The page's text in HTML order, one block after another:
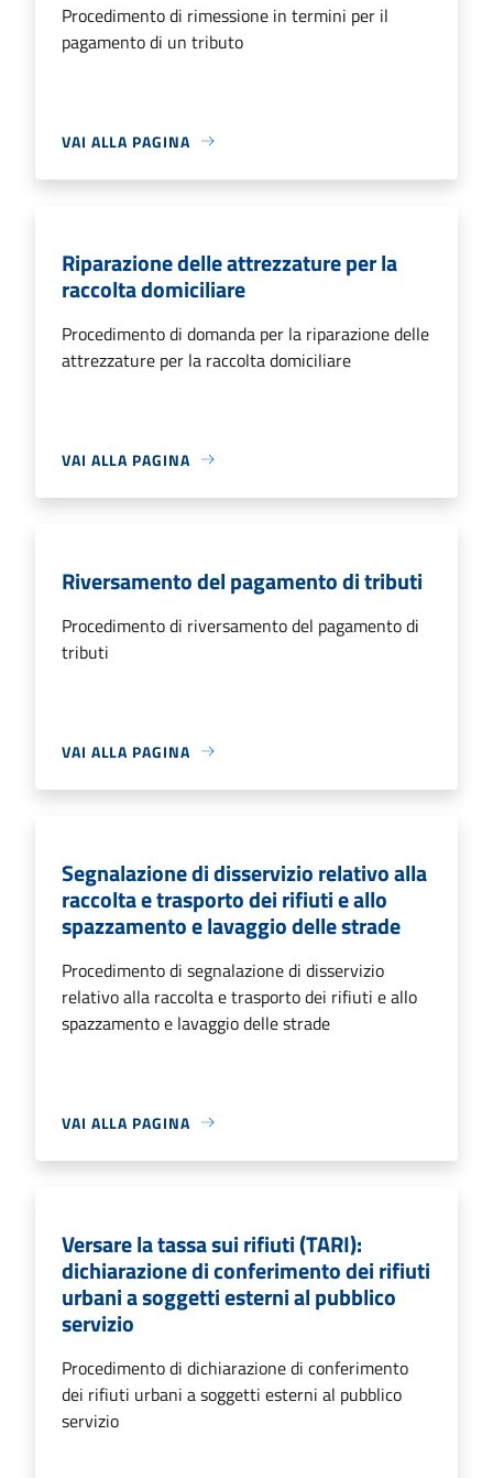
Procedimento di rimessione in termini per il
pagamento di un tributo
VAI ALLA PAGINA
Riparazione delle attrezzature per la
raccolta domiciliare
Procedimento di domanda per la riparazione delle
attrezzature per la raccolta domiciliare
VAI ALLA PAGINA
Riversamento del pagamento di tributi
Procedimento di riversamento del pagamento di
tributi
VAI ALLA PAGINA
Segnalazione di disservizio relativo alla
raccolta e trasporto dei rifiuti e allo
spazzamento e lavaggio delle strade
Procedimento di segnalazione di disservizio
relativo alla raccolta e trasporto dei rifiuti e allo
spazzamento e lavaggio delle strade
VAI ALLA PAGINA
Versare la tassa sui rifiuti (TARI):
dichiarazione di conferimento dei rifiuti
urbani a soggetti esterni al pubblico
servizio
Procedimento di dichiarazione di conferimento
dei rifiuti urbani a soggetti esterni al pubblico
servizio